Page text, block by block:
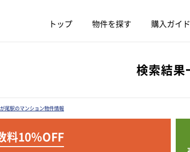
トップ 物件を探す 購入ガイド
検索結果
尾駅のマンション物件情報
料10％OFF